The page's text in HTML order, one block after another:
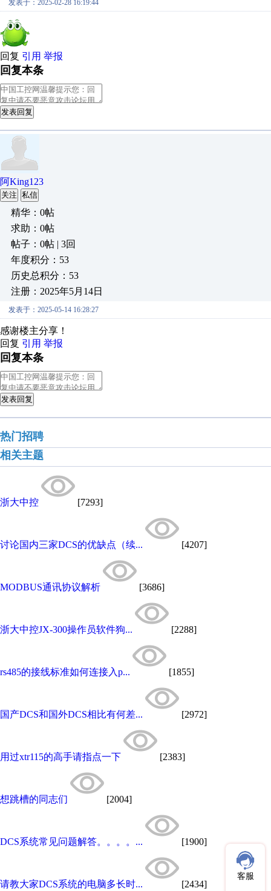
发表于：2025-02-28 16:19:44
回复 引用 举报
回复本条
发表回复
阿King123
关注 私信
精华：0帖
求助：0帖
帖子：0帖 | 3回
年度积分：53
历史总积分：53
注册：2025年5月14日
发表于：2025-05-14 16:28:27
感谢楼主分享！
回复 引用 举报
回复本条
发表回复
热门招聘
相关主题
浙大中控 [7293]
讨论国内三家DCS的优缺点（续... [4207]
MODBUS通讯协议解析 [3686]
浙大中控JX-300操作员软件狗... [2288]
rs485的接线标准如何连接入p... [1855]
国产DCS和国外DCS相比有何差... [2972]
用过xtr115的高手请指点一下 [2383]
想跳槽的同志们 [2004]
DCS系统常见问题解答。。。。... [1900]
请教大家DCS系统的电脑多长时... [2434]
客服